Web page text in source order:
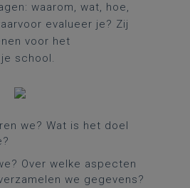
waarom, wat, hoe,
evalueer je? Zij
voor het
school.
we? Wat is het doel
Over welke aspecten
we gegevens?